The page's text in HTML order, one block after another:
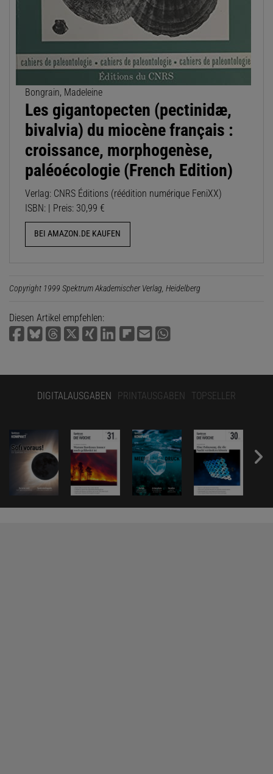
Bongrain, Madeleine
Les gigantopecten (pectinidæ,
bivalvia) du miocène français :
croissance, morphogenèse,
paléoécologie (French Edition)
Verlag: CNRS Éditions (réédition numérique FeniXX)
ISBN: | Preis: 30,99 €
BEI AMAZON.DE KAUFEN
Copyright 1999 Spektrum Akademischer Verlag, Heidelberg
Diesen Artikel empfehlen:
DIGITALAUSGABEN PRINTAUSGABEN TOPSELLER